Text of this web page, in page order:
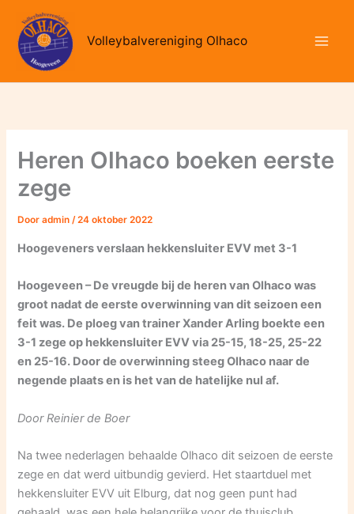
naar
inhoud
Volleybalvereniging Olhaco
Heren Olhaco boeken eerste
zege
Dooradmin/24 oktober 2022
Hoogeveners verslaan hekkensluiter EVV met 3-1
Hoogeveen – De vreugde bij de heren van Olhaco was
groot nadat de eerste overwinning van dit seizoen een
feit was. De ploeg van trainer Xander Arling boekte een
3-1 zege op hekkensluiter EVV via 25-15, 18-25, 25-22
en 25-16. Door de overwinning steeg Olhaco naar de
negende plaats en is het van de hatelijke nul af.
Door Reinier de Boer
Na twee nederlagen behaalde Olhaco dit seizoen de eerste
zege en dat werd uitbundig gevierd. Het staartduel met
hekkensluiter EVV uit Elburg, dat nog geen punt had